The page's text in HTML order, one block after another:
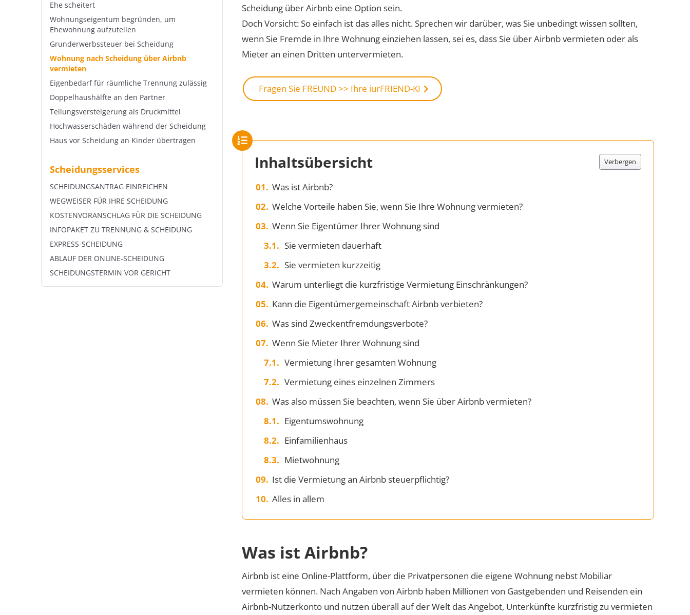
Ehe scheitert
Wohnungseigentum begründen, um
Ehewohnung aufzuteilen
Grunderwerbssteuer bei Scheidung
Wohnung nach Scheidung über Airbnb
vermieten
Eigenbedarf für räumliche Trennung zulässig
Doppelhaushälfte an den Partner
Teilungsversteigerung als Druckmittel
Hochwasserschäden während der Scheidung
Haus vor Scheidung an Kinder übertragen
Scheidungsservices
SCHEIDUNGSANTRAG EINREICHEN
WEGWEISER FÜR IHRE SCHEIDUNG
KOSTENVORANSCHLAG FÜR DIE SCHEIDUNG
INFOPAKET ZU TRENNUNG & SCHEIDUNG
EXPRESS-SCHEIDUNG
ABLAUF DER ONLINE-SCHEIDUNG
SCHEIDUNGSTERMIN VOR GERICHT
Scheidung über Airbnb eine Option sein.
Doch Vorsicht: So einfach ist das alles nicht. Sprechen wir darüber, was Sie unbedingt wissen sollten,
wenn Sie Fremde in Ihre Wohnung einziehen lassen, sei es, dass Sie über Airbnb vermieten oder als
Mieter an einen Dritten untervermieten.
Fragen Sie FREUND >> Ihre iurFRIEND-KI
Inhaltsübersicht Verbergen
Was ist Airbnb?
Welche Vorteile haben Sie, wenn Sie Ihre Wohnung vermieten?
Wenn Sie Eigentümer Ihrer Wohnung sind
Sie vermieten dauerhaft
Sie vermieten kurzzeitig
Warum unterliegt die kurzfristige Vermietung Einschränkungen?
Kann die Eigentümergemeinschaft Airbnb verbieten?
Was sind Zweckentfremdungsverbote?
Wenn Sie Mieter Ihrer Wohnung sind
Vermietung Ihrer gesamten Wohnung
Vermietung eines einzelnen Zimmers
Was also müssen Sie beachten, wenn Sie über Airbnb vermieten?
Eigentumswohnung
Einfamilienhaus
Mietwohnung
Ist die Vermietung an Airbnb steuerpflichtig?
Alles in allem
Was ist Airbnb?
Airbnb ist eine Online-Plattform, über die Privatpersonen die eigene Wohnung nebst Mobiliar
vermieten können. Nach Angaben von Airbnb haben Millionen von Gastgebenden und Reisenden ein
Airbnb-Nutzerkonto und nutzen überall auf der Welt das Angebot, Unterkünfte kurzfristig zu vermieten